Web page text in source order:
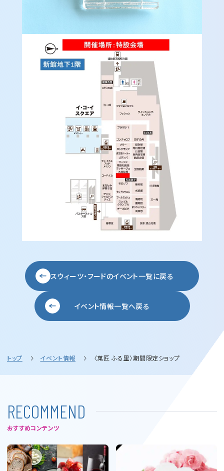
スウィーツ・フードのイベント一覧に戻る
イベント情報一覧へ戻る
トップ イベント情報 〈菓匠 ふる里〉期間限定ショップ
RECOMMEND
おすすめコンテンツ